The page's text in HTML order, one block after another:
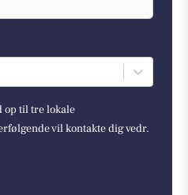
op til tre lokale
vil kontakte dig vedr.